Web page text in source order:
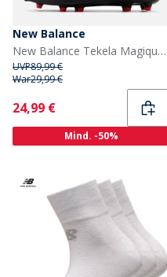
New Balance
New Balance Tekela Magique V4 FG / Firm Ground Fußballschuhe Schwarz
UVP89,99 €
War29,99 €
Current
24,99 €
Mind. -50%